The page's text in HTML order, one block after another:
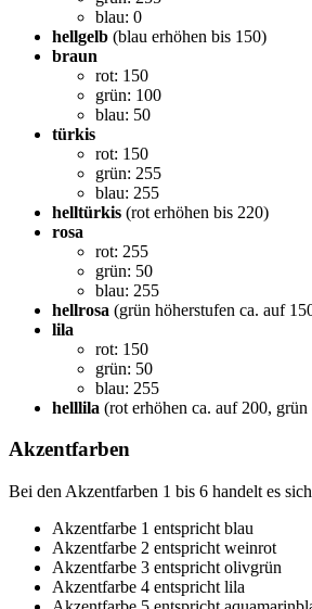
blau: 0
hellgelb (blau erhöhen bis 150)
braun
rot: 150
grün: 100
blau: 50
türkis
rot: 150
grün: 255
blau: 255
helltürkis (rot erhöhen bis 220)
rosa
rot: 255
grün: 50
blau: 255
hellrosa (grün höherstufen ca. auf
lila
rot: 150
grün: 50
blau: 255
helllila (rot erhöhen ca. auf 200,
Akzentfarben
Bei den Akzentfarben 1 bis 6 handelt es
Akzentfarbe 1 entspricht blau
Akzentfarbe 2 entspricht weinrot
Akzentfarbe 3 entspricht olivgrün
Akzentfarbe 4 entspricht lila